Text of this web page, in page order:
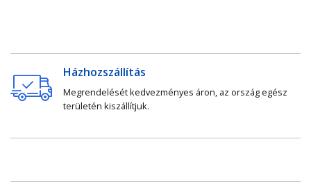
Házhozszállítás
Megrendelését kedvezményes áron, az ország egész
területén kiszállítjuk.